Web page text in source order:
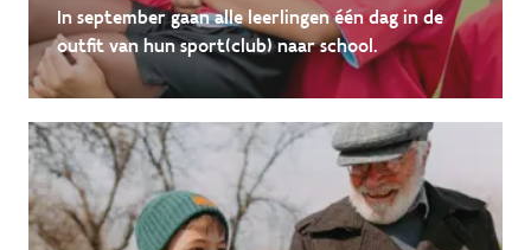
In september gaan alle leerlingen één dag in de
outfit van hun sport(club) naar school.